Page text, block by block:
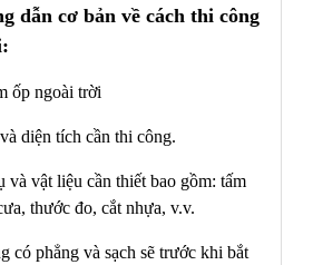
dẫn cơ bản về cách thi công
ốp ngoài trời
diện tích cần thi công.
và vật liệu cần thiết bao gồm: tấm
thước đo, cắt nhựa, v.v.
có phẳng và sạch sẽ trước khi bắt